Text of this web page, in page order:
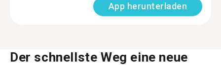
App herunterladen
Der schnellste Weg eine neue